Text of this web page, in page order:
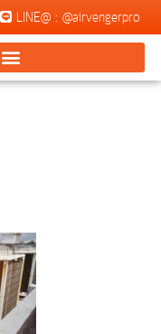
LINE@ : @airvengerpro